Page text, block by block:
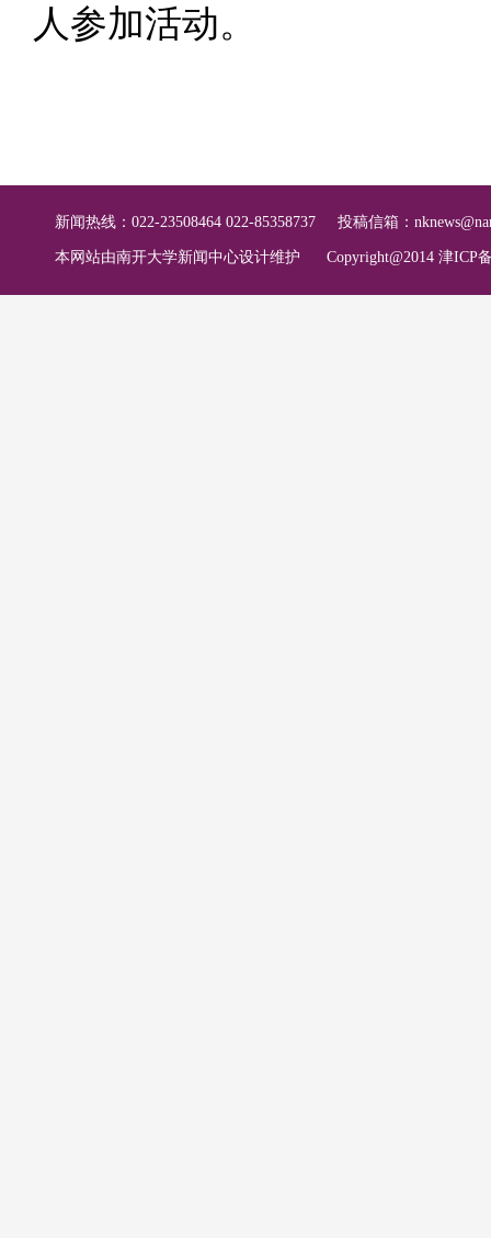
人参加活动。
新闻热线：022-23508464 022-85358737 投稿信箱：
本网站由南开大学新闻中心设计维护 Copyright@2014 津ICP